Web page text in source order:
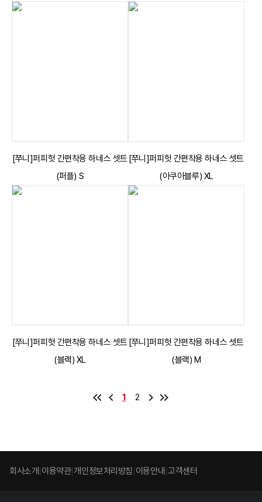
[쭈니]퍼피헛 간편착용 하네스 셋트
(퍼플) S
[쭈니]퍼피헛 간편착용 하네스 셋트
(아쿠아블루) XL
[쭈니]퍼피헛 간편착용 하네스 셋트
(블랙) XL
[쭈니]퍼피헛 간편착용 하네스 셋트
(블랙) M
1 2
회사소개 이용약관 개인정보처리방침 이용안내 고객센터